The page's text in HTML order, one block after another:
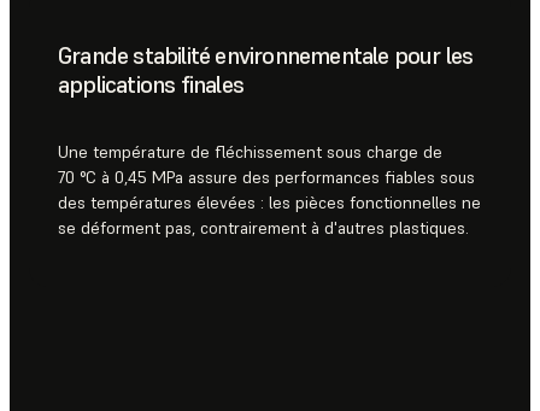
Grande stabilité environnementale pour les
applications finales
Une température de fléchissement sous charge de
70 °C à 0,45 MPa assure des performances fiables sous
des températures élevées : les pièces fonctionnelles ne
se déforment pas, contrairement à d'autres plastiques.